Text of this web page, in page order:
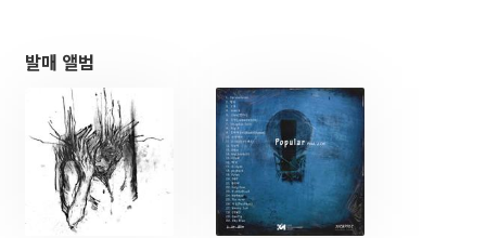
발매 앨범